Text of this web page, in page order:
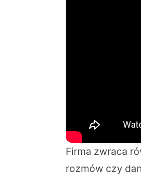
Firma zwraca
rozmów czy